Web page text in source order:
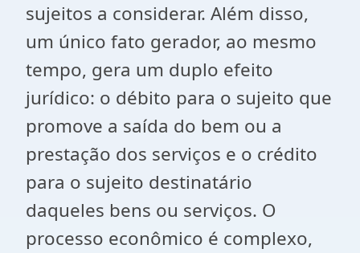
sujeitos a considerar. Além disso,
um único fato gerador, ao mesmo
tempo, gera um duplo efeito
jurídico: o débito para o sujeito que
promove a saída do bem ou a
prestação dos serviços e o crédito
para o sujeito destinatário
daqueles bens ou serviços. O
processo econômico é complexo,